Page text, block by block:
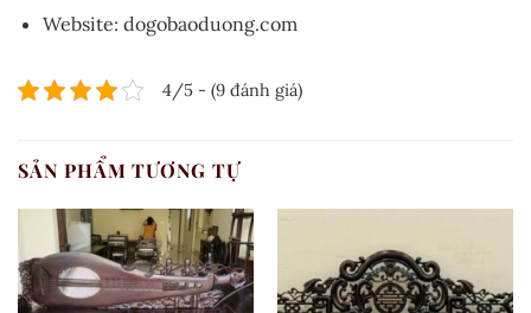
Website: dogobaoduong.com
4/5 - (9 đánh giá)
SẢN PHẨM TƯƠNG TỰ